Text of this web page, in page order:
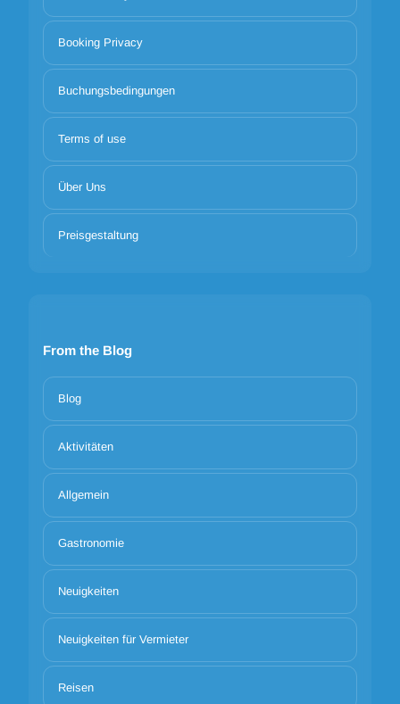
Booking Privacy
Buchungsbedingungen
Terms of use
Über Uns
Preisgestaltung
From the Blog
Blog
Aktivitäten
Allgemein
Gastronomie
Neuigkeiten
Neuigkeiten für Vermieter
Reisen